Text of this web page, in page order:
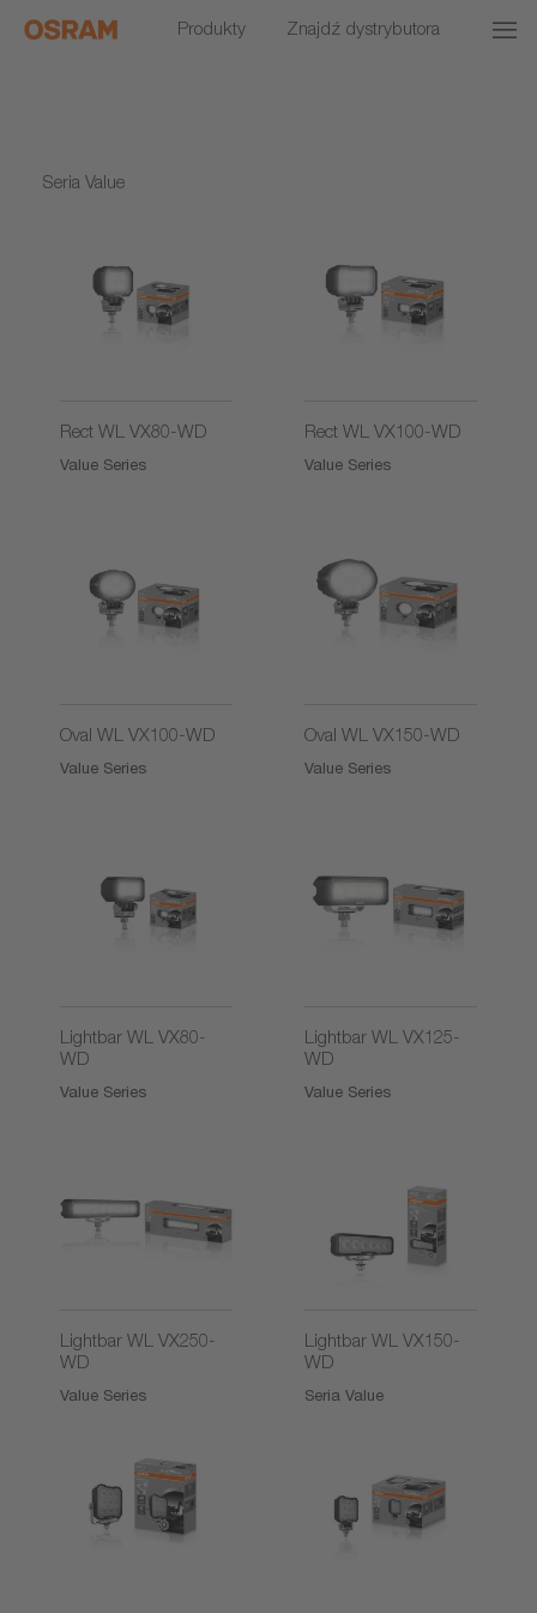
Produkty Znajdź dystrybutora
Seria Value
Rect WL VX80-WD
Value Series
Rect WL VX100-WD
Value Series
Oval WL VX100-WD
Value Series
Oval WL VX150-WD
Value Series
Lightbar WL VX80-
WD
Value Series
Lightbar WL VX125-
WD
Value Series
Lightbar WL VX250-
WD
Value Series
Lightbar WL VX150-
WD
Seria Value